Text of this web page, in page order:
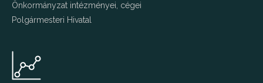
Önkormányzat intézményei, cégei
Polgármesteri Hivatal